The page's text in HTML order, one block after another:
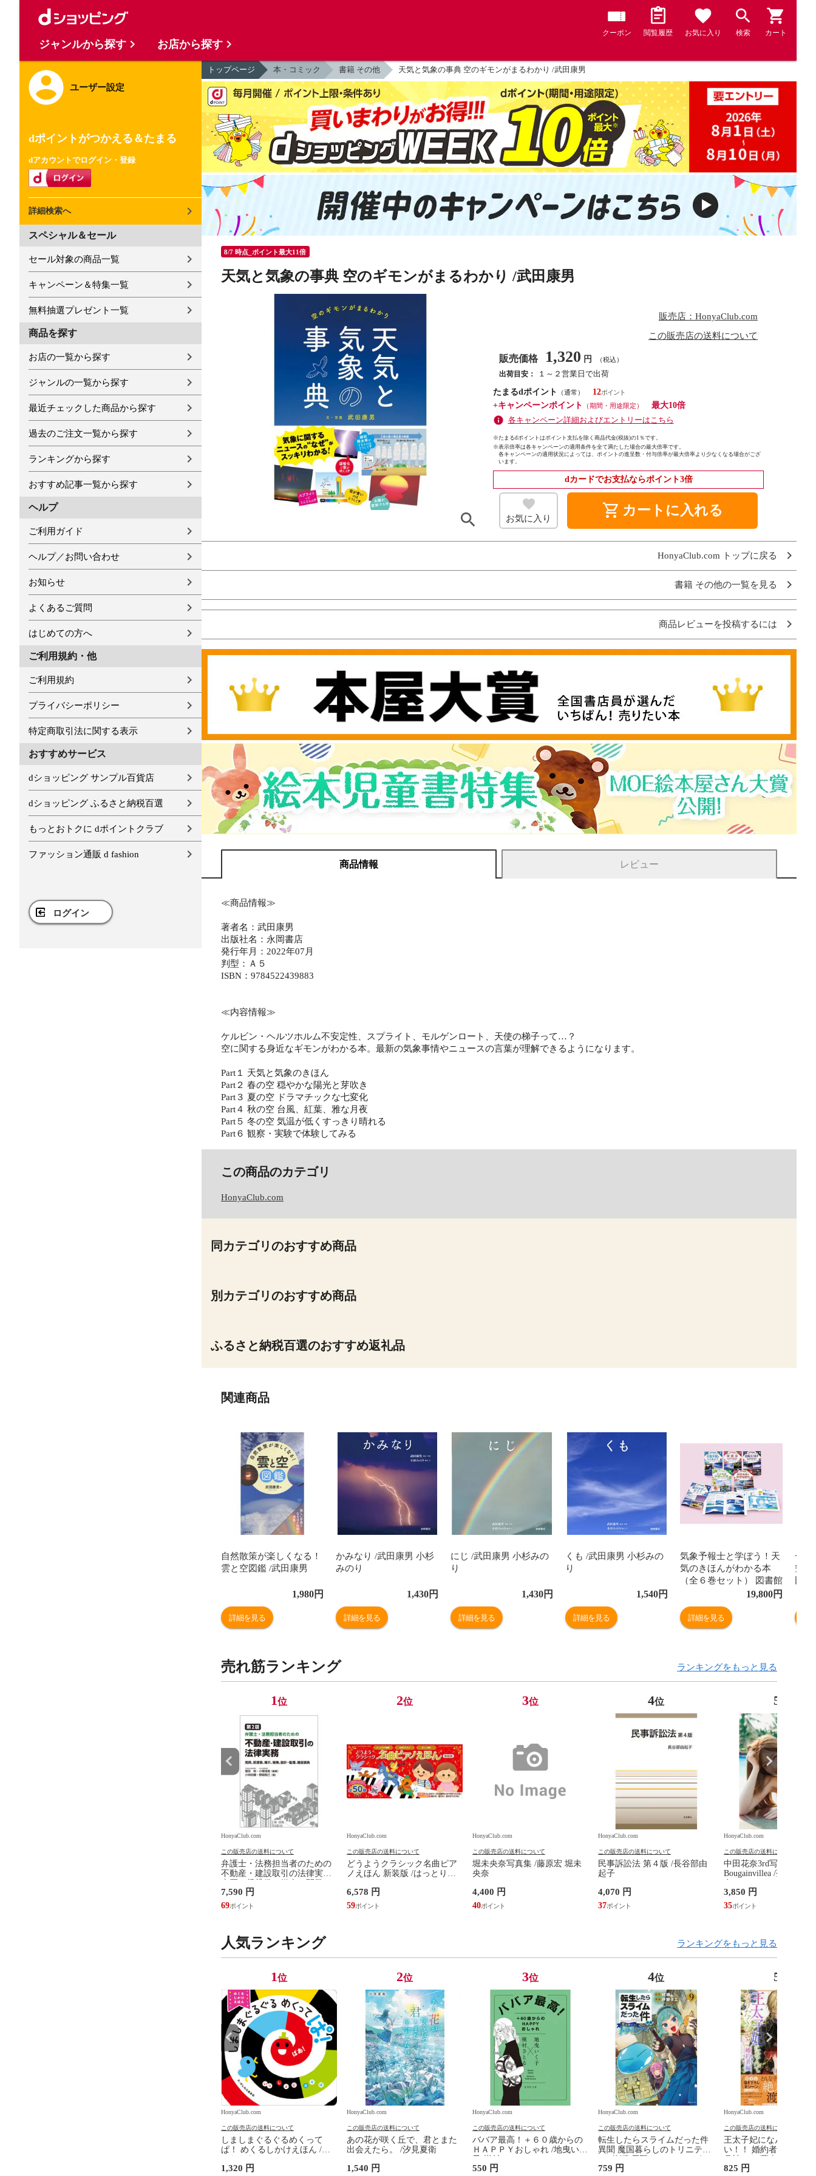
クーポン 閲覧履歴 お気に入り 検索 カート
ユーザー設定
dポイントがつかえる＆たまる
dアカウントでログイン・登録
詳細検索へ
スペシャル＆セール
セール対象の商品一覧
キャンペーン＆特集一覧
無料抽選プレゼント一覧
商品を探す
お店の一覧から探す
ジャンルの一覧から探す
最近チェックした商品から探す
過去のご注文一覧から探す
ランキングから探す
おすすめ記事一覧から探す
ヘルプ
ご利用ガイド
ヘルプ／お問い合わせ
お知らせ
よくあるご質問
はじめての方へ
ご利用規約・他
ご利用規約
プライバシーポリシー
特定商取引法に関する表示
おすすめサービス
dショッピング サンプル百貨店
dショッピング ふるさと納税百選
もっとおトクに dポイントクラブ
ファッション通販 d fashion
ログイン
トップページ 本・コミック 書籍 その他 天気と気象の事典 空のギモンがまるわかり /武田康男
8/7 時点_ポイント最大11倍
天気と気象の事典 空のギモンがまるわかり /武田康男
販売店：HonyaClub.com
この販売店の送料について
販売価格 1,320 円 （税込）
出荷目安：
１～２営業日で出荷
たまるdポイント
（通常）
12
+キャンペーンポイント
（期間・用途限定）
最大10倍
各キャンペーン詳細およびエントリーはこちら
※たまるdポイントはポイント支払を除く商品代金(税抜)の1％です。
※表示倍率は各キャンペーンの適用条件を全て満たした場合の最大倍率です。
各キャンペーンの適用状況によっては、ポイントの進呈数・付与倍率が最大倍率より少なくなる場合がござ
います。
dカードでお支払ならポイント3倍
お気に入り shopping_cart カートに入れる
HonyaClub.com トップに戻る
書籍 その他の一覧を見る
商品レビューを投稿するには
商品情報 レビュー
≪商品情報≫
著者名：武田康男
出版社名：永岡書店
発行年月：2022年07月
判型：Ａ５
ISBN：9784522439883
≪内容情報≫
ケルビン・ヘルツホルム不安定性、スプライト、モルゲンロート、天使の梯子って…？
空に関する身近なギモンがわかる本。最新の気象事情やニュースの言葉が理解できるようになります。
Part１ 天気と気象のきほん
Part２ 春の空 穏やかな陽光と芽吹き
Part３ 夏の空 ドラマチックな七変化
Part４ 秋の空 台風、紅葉、雅な月夜
Part５ 冬の空 気温が低くすっきり晴れる
Part６ 観察・実験で体験してみる
この商品のカテゴリ
HonyaClub.com
同カテゴリのおすすめ商品
別カテゴリのおすすめ商品
ふるさと納税百選のおすすめ返礼品
関連商品
自然散策が楽しくなる！
雲と空図鑑 /武田康男
1,980円
詳細を見る
かみなり /武田康男 小杉
みのり
1,430円
詳細を見る
にじ /武田康男 小杉みの
り
1,430円
詳細を見る
くも /武田康男 小杉みの
り
1,540円
詳細を見る
気象予報士と学ぼう！天
気のきほんがわかる本
（全６巻セット） 図書館
用特別堅牢製本図書 /武
田康男 菊池真以
19,800円
詳細を見る
一生
空の
田康
売れ筋ランキング ランキングをもっと見る
1位
HonyaClub.com
この販売店の送料について
弁護士・法務担当者のための
不動産・建設取引の法律実務
設計・監理、建設請負 第２版
/富田裕 小里佳嵩
7,590 円
69
2位
HonyaClub.com
この販売店の送料について
どうようクラシック名曲ピア
ノえほん 新装版 /はっとりな
ワコ
6,578 円
59
3位
HonyaClub.com
この販売店の送料について
堀未央奈写真集 /藤原宏 堀未
央奈
4,400 円
40
4位
HonyaClub.com
この販売店の送料について
民事訴訟法 第４版 /長谷部由
起子
4,070 円
37
5
HonyaClub.com
この販売店の送料について
中田花奈3rd写真集
Bougainvillea /菊地泰久
3,850 円
35
人気ランキング ランキングをもっと見る
1位
HonyaClub.com
この販売店の送料について
しましまぐるぐるめくって
ぱ！ めくるしかけえほん /か
1,320 円
2位
HonyaClub.com
この販売店の送料について
あの花が咲く丘で、君とまた
出会えたら。 /汐見夏衛
1,540 円
3位
HonyaClub.com
この販売店の送料について
ババア最高！＋６０歳からの
ＨＡＰＰＹおしゃれ /地曳いく
550 円
4位
HonyaClub.com
この販売店の送料について
転生したらスライムだった件
異聞 魔国暮らしのトリニティ
759 円
5
HonyaClub.com
この販売店の送料について
王太子妃になんてなり
い！！ 婚約者編 ２ /鴨
825 円
ジャンルから探す お店から探す